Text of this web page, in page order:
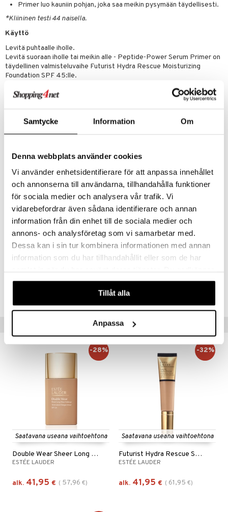
Samtycke Information Om
Denna webbplats använder cookies
Vi använder enhetsidentifierare för att anpassa innehållet
och annonserna till användarna, tillhandahålla funktioner
för sociala medier och analysera vår trafik. Vi
vidarebefordrar även sådana identifierare och annan
information från din enhet till de sociala medier och
annons- och analysföretag som vi samarbetar med.
Dessa kan i sin tur kombinera informationen med annan
information som du har tillhandahållit eller som de har
våra cookies vid fortsatt användande av vår webbplats.
Tillåt alla
Anpassa
Primer luo kauniin pohjan, joka saa meikin pysymään täydellisesti.
*Kliininen testi 44 naisella.
Käyttö
Levitä puhtaalle iholle.
Levitä suoraan iholle tai meikin alle - Peptide-Power Serum Primer on
täydellinen valmisteluvaihe Futurist Hydra Rescue Moisturizing
Foundation SPF 45:lle.
Ainesosat
Protein\Proteine Du Petit-Lait, Glycine Soja (Soybean) Protein,
Sodium Hyaluronate, Acetyl Glucosamine, Lactobacillus Ferment,
Extract, Glucose, Artemia Extract, Sucrose, Peg-8, Xanthan Gum,
Sodium Polyacryloyldimethyl Taurate, Calcium Chloride, Glyceryl
Polymethacrylate, Sodium Hydroxide, Propanediol, Bht, Tocopheryl
Acetate, Disodium Edta, Silica, Phenoxyethanol, Potassium Sorbate,
Chlorphenesin, Mica, Titanium Dioxide (Ci 77891), Iron Oxides (Ci
77492), Bismuth Oxychloride (Ci 77163), Carmine (Ci 75470) ·
Please be aware that ingredient lists may change or vary from time to
time. Please refer to the ingredient list on the product package you
receive for the most up to date list of ingredients.
Tuotenumero
Vinkkejä sinulle
Saatavana useana vaihtoehtona
Double Wear Sheer Long Wear Makeup
ESTÉE LAUDER
alk. 41,95 € ( 57,96 €)
-28%
Saatavana useana vaihtoehtona
Futurist Hydra Rescue SPF 45
ESTÉE LAUDER
alk. 41,95 € ( 61,95 €)
-32%